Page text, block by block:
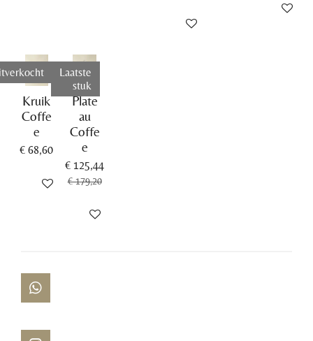
Houd mij op de hoogte
In
Kruik
Coffe
e
€ 68,60
Houd mij op de hoogte
Laatste
stuk
Plate
au
Coffe
e
€ 125,44
€ 179,20
In winkelwagen
W
h
t